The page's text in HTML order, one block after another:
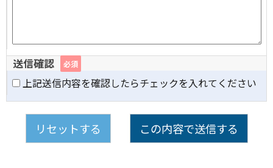
送信確認 必須
上記送信内容を確認したらチェックを入れてください